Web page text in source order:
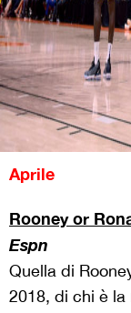
Aprile
Rooney or
Espn
Quella di
2018, di chi è